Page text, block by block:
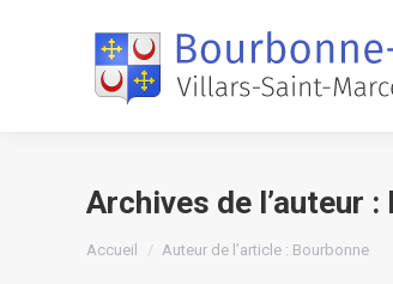
Archives de l’auteur :
Vous êtes ici :
Accueil Auteur de l’article : Bourbonne